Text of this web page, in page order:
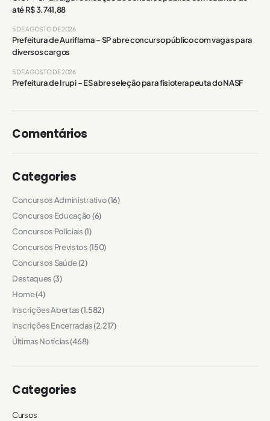
até R$ 3.741,88
Prefeitura de Auriflama – SP abre concurso público com vagas para
diversos cargos
5 DE AGOSTO DE 2026
Prefeitura de Irupi – ES abre seleção para fisioterapeuta do NASF
5 DE AGOSTO DE 2026
Comentários
Categories
Concursos Administrativo(16)
Concursos Educação(6)
Concursos Policiais(1)
Concursos Previstos(150)
Concursos Saúde(2)
Destaques(3)
Home(4)
Inscrições Abertas(1.582)
Inscrições Encerradas(2.217)
Últimas Notícias(468)
Categories
Cursos